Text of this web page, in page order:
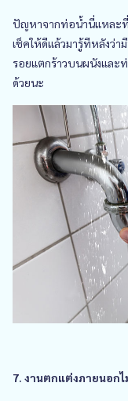
ปัญหาจากท่อน้ำนี่แหละที่
เช็คให้ดีแล้วมารู้ทีหลังว่
รอยแตกร้าวบนผนังและท่
ด้วยนะ
7. งานตกแต่งภายนอกไ